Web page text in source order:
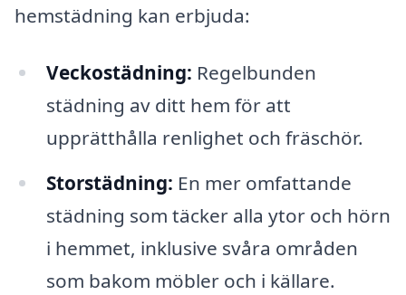
hemstädning kan erbjuda:
Veckostädning: Regelbunden
städning av ditt hem för att
upprätthålla renlighet och fräschör.
Storstädning: En mer omfattande
städning som täcker alla ytor och hörn
i hemmet, inklusive svåra områden
som bakom möbler och i källare.